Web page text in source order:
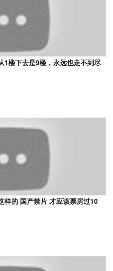
1楼下去是9楼，永远也走不到尽
样的 国产禁片 才应该票房过10